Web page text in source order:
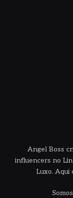
Angel Boss
influencers no
Luxo. Aqui